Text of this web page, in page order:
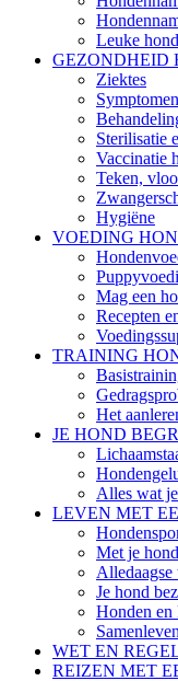
Leuke
GEZONDHEID
Ziektes
Symptomen
Sterilisatie
Vaccinatie
Teken,
Hygiëne
VOEDING
Mag een
Recepten
TRAINING
Het
JE HOND
Alles wat
LEVEN MET
Met je
Alledaagse
Je hond
Honden en
WET EN
REIZEN MET